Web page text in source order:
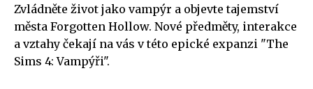
Zvládněte život jako vampýr a objevte tajemství
města Forgotten Hollow. Nové předměty, interakce
a vztahy čekají na vás v této epické expanzi "The
Sims 4: Vampýři".